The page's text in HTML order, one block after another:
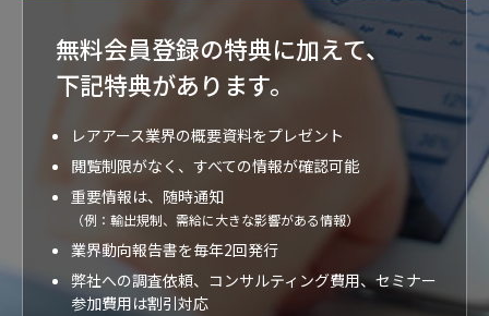
無料会員登録の特典に加えて、
下記特典があります。
レアアース業界の概要資料をプレゼント
閲覧制限がなく、すべての情報が確認可能
重要情報は、随時通知
（例：輸出規制、需給に大きな影響がある情報）
業界動向報告書を毎年2回発行
弊社への調査依頼、コンサルティング費用、セミナー
参加費用は割引対応